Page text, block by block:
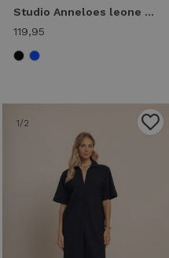
Studio Anneloes leone vneck dress 14391 Jurk 6900 dark blue
119,95
1/2